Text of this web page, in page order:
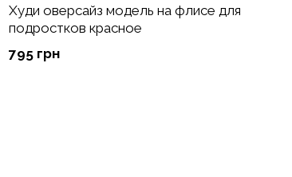
Худи оверсайз модель на флисе для
подростков красное
795 грн